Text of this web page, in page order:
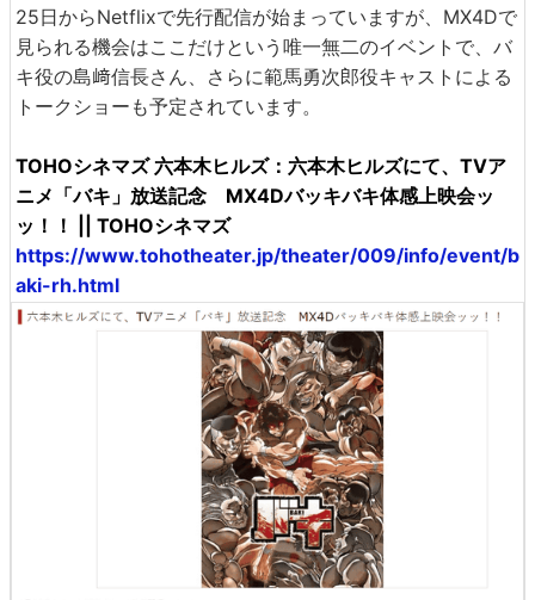
25日からNetflixで先行配信が始まっていますが、MX4Dで
見られる機会はここだけという唯一無二のイベントで、バ
キ役の島﨑信長さん、さらに範馬勇次郎役キャストによる
トークショーも予定されています。
TOHOシネマズ 六本木ヒルズ：六本木ヒルズにて、TVア
ニメ「バキ」放送記念 MX4Dバッキバキ体感上映会ッ
ッ！！ || TOHOシネマズ
https://www.tohotheater.jp/theater/009/info/event/b
aki-rh.html